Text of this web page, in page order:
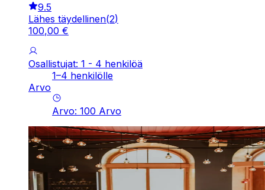
9.5
Lähes täydellinen(2)
100,00 €
Osallistujat: 1 - 4 henkilöä
1–4 henkilölle
Arvo
Arvo: 100 Arvo